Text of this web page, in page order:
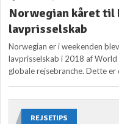
Norwegian kåret til
lavprisselskab
Norwegian er i weekenden
lavprisselskab i 2018 af
globale rejsebranche. Dette er
REJSETIPS